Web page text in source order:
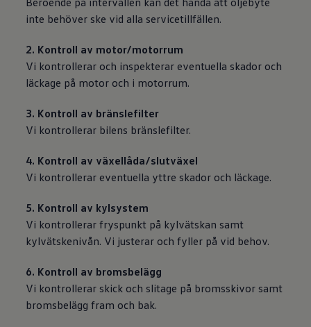
inte behöver ske vid alla servicetillfällen.
2. Kontroll av motor/motorrum
Vi kontrollerar och inspekterar eventuella skador och
läckage på motor och i motorrum.
3. Kontroll av bränslefilter
Vi kontrollerar bilens bränslefilter.
4. Kontroll av växellåda/slutväxel
Vi kontrollerar eventuella yttre skador och läckage.
5. Kontroll av kylsystem
Vi kontrollerar fryspunkt på kylvätskan samt
kylvätskenivån. Vi justerar och fyller på vid behov.
6. Kontroll av bromsbelägg
Vi kontrollerar skick och slitage på bromsskivor samt
bromsbelägg fram och bak.